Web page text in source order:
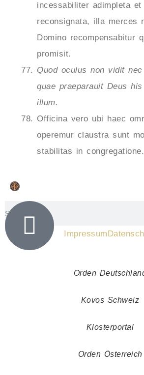
incessabiliter adimpleta
reconsignata, illa merces
Domino recompensabitur
promisit.
Quod oculus non vidit
quae praeparauit Deus
illum.
Officina vero ubi haec
operemur claustra sunt
stabilitas in congregatione.
Impressum
Orden
Kovos Schweiz
Klosterportal
Orden Österreich